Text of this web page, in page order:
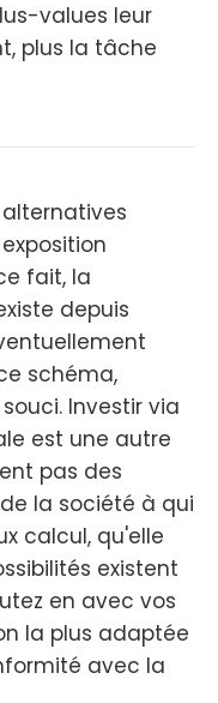
values leur
plus la tâche
alternatives
fait, la
depuis
schéma,
Investir via
est une autre
pas des
la société à qui
calcul, qu'elle
existent
en avec vos
la plus adaptée
avec la